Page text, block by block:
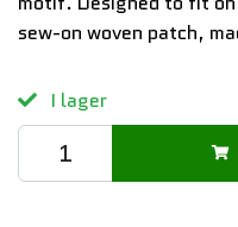
sew-on woven patch,
I lager